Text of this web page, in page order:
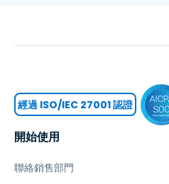
開始使用
聯絡銷售部門
經過 ISO/IEC 27001 認證